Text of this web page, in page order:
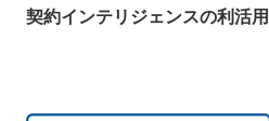
契約インテリジェンスの利活用